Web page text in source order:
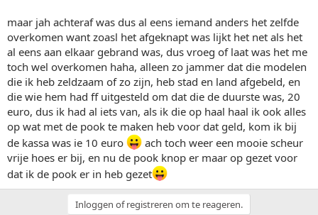
maar jah achteraf was dus al eens iemand anders het zelfde
overkomen want zoasl het afgeknapt was lijkt het net als het
al eens aan elkaar gebrand was, dus vroeg of laat was het me
toch wel overkomen haha, alleen zo jammer dat die modelen
die ik heb zeldzaam of zo zijn, heb stad en land afgebeld, en
die wie hem had ff uitgesteld om dat die de duurste was, 20
euro, dus ik had al iets van, als ik die op haal haal ik ook alles
op wat met de pook te maken heb voor dat geld, kom ik bij
de kassa was ie 10 euro
ach toch weer een mooie scheur
vrije hoes er bij, en nu de pook knop er maar op gezet voor
dat ik de pook er in heb gezet
Inloggen of registreren om te reageren.